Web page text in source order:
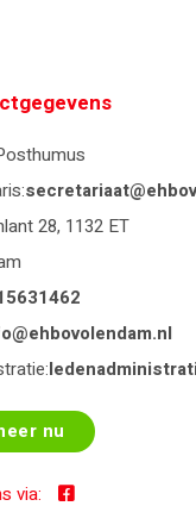
28, 1132 ET
nu
via: